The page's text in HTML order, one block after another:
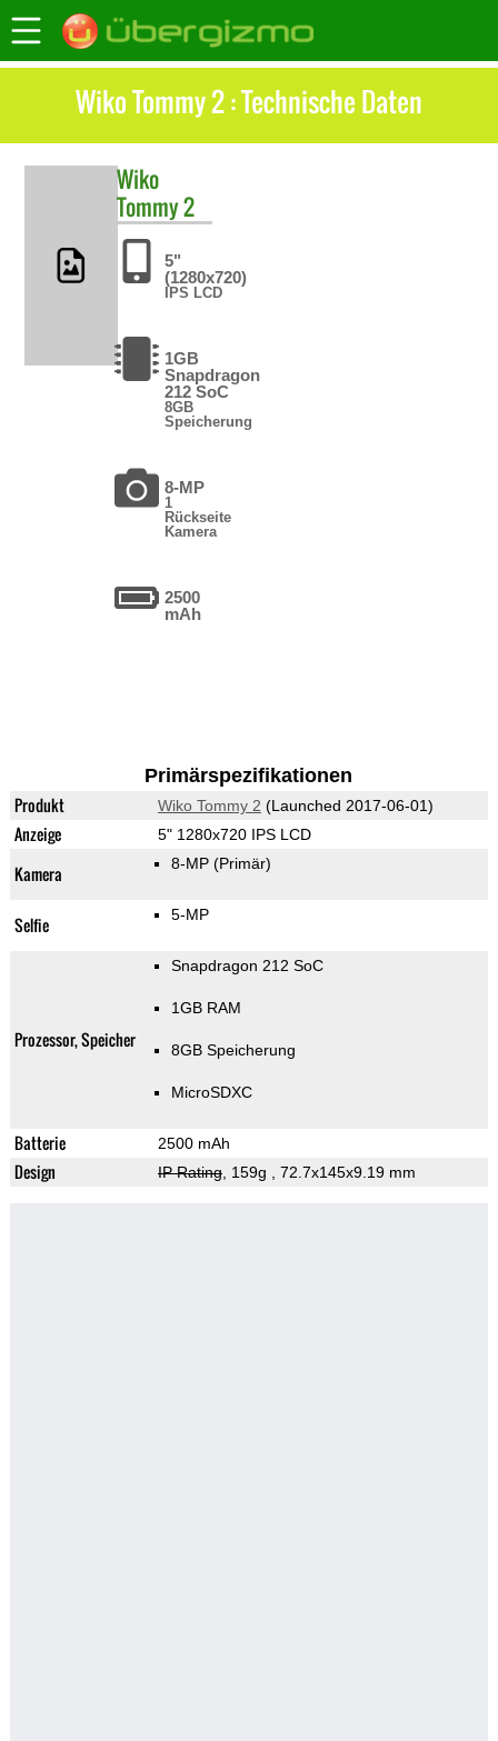
Wiko Tommy 2 : Technische Daten
Wiko
Tommy 2
5"
(1280x720)
IPS LCD
1GB
Snapdragon
212 SoC
8GB
Speicherung
8-MP
1
Rückseite
Kamera
2500
mAh
Primärspezifikationen
Produkt Wiko Tommy 2 (Launched 2017-06-01)
Anzeige 5" 1280x720 IPS LCD
Kamera 8-MP (Primär)
Selfie 5-MP
Prozessor, Speicher
Snapdragon 212 SoC
1GB RAM
8GB Speicherung
MicroSDXC
Batterie 2500 mAh
Design IP Rating, 159g , 72.7x145x9.19 mm